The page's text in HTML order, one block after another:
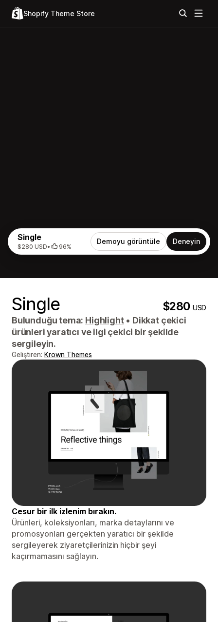
Shopify Theme Store
Single
$280 USD• 96%
Demoyu görüntüle Deneyin
Single $280USD
Bulunduğu tema: Highlight • Dikkat çekici
ürünleri yaratıcı ve ilgi çekici bir şekilde
sergileyin.
Geliştiren: Krown Themes
Cesur bir ilk izlenim bırakın.
Ürünleri, koleksiyonları, marka detaylarını ve
promosyonları gerçekten yaratıcı bir şekilde
sergileyerek ziyaretçilerinizin hiçbir şeyi
kaçırmamasını sağlayın.